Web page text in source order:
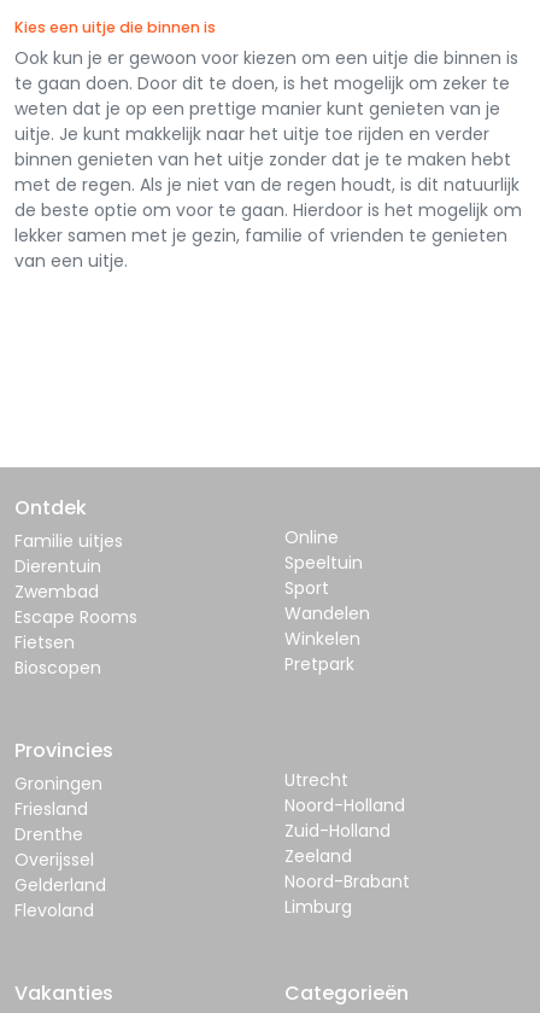
Kies een uitje die binnen is
Ook kun je er gewoon voor kiezen om een uitje die binnen is
te gaan doen. Door dit te doen, is het mogelijk om zeker te
weten dat je op een prettige manier kunt genieten van je
uitje. Je kunt makkelijk naar het uitje toe rijden en verder
binnen genieten van het uitje zonder dat je te maken hebt
met de regen. Als je niet van de regen houdt, is dit natuurlijk
de beste optie om voor te gaan. Hierdoor is het mogelijk om
lekker samen met je gezin, familie of vrienden te genieten
van een uitje.
Ontdek
Familie uitjes
Dierentuin
Zwembad
Escape Rooms
Fietsen
Bioscopen
Online
Speeltuin
Sport
Wandelen
Winkelen
Pretpark
Provincies
Groningen
Friesland
Drenthe
Overijssel
Gelderland
Flevoland
Utrecht
Noord-Holland
Zuid-Holland
Zeeland
Noord-Brabant
Limburg
Vakanties Categorieën